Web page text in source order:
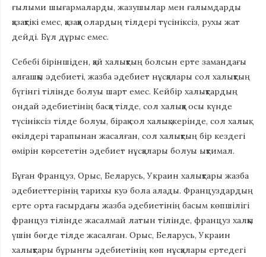
ғылыми шығармаларды, жазушылар мен ғалымдарды
қазақтікі емес, қазаққа олардың тілдері түсініксіз, рухы жат
дейді. Бұл дұрыс емес.
Себебі біріншіден, қай халықтың болсын ерте замандағы
алғашқы әдебиеті, жазба әдебиет нұсқалары сол халықтың
бүгінгі тілінде болуы шарт емес. Кейбір халықтардың
ондай әдебиетінің басқа тілде, сол халыққа осы күнде
түсініксіз тілде болуы, бірақ сол халық жерінде, сол халық
өкілдері тарапынан жасалған, сол халықтың бір кездегі
өмірін көрсететін әдебиет нұсқалары болуы ықтимал.
Бұған Француз, Орыс, Беларусь, Украин халықтары жазба
әдебиеттерінің тарихы куә бола алады. Француздардың
ерте орта ғасырдағы жазба әдебиетінің басым көпшілігі
француз тілінде жасалмай латын тілінде, француз халқы
үшін бөгде тілде жасалған. Орыс, Беларусь, Украин
халықтары бұрынғы әдебиетінің көп нұсқалары ертедегі